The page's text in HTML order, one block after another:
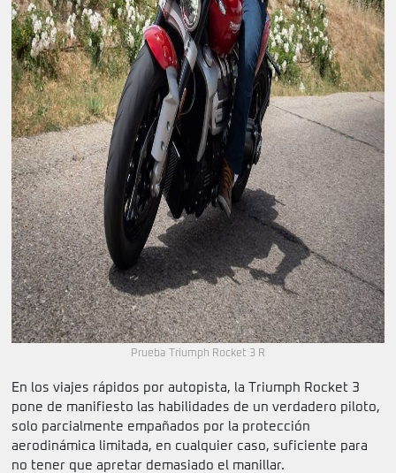
Prueba Triumph Rocket 3 R
En los viajes rápidos por autopista, la Triumph Rocket 3
pone de manifiesto las habilidades de un verdadero piloto,
solo parcialmente empañados por la protección
aerodinámica limitada, en cualquier caso, suficiente para
no tener que apretar demasiado el manillar.